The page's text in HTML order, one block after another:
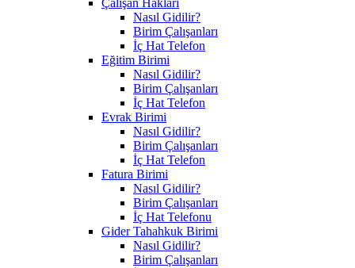
Nasıl Gidilir?
Birim Çalışanları
İç Hat Telefon
Eğitim Birimi
Nasıl Gidilir?
Birim Çalışanları
İç Hat Telefon
Evrak Birimi
Nasıl Gidilir?
Birim Çalışanları
İç Hat Telefon
Fatura Birimi
Nasıl Gidilir?
Birim Çalışanları
İç Hat Telefonu
Gider Tahahkuk Birimi
Nasıl Gidilir?
Birim Çalışanları